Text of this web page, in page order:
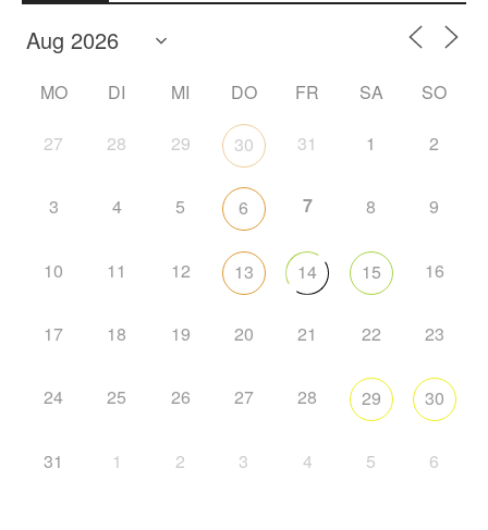
MO DI MI DO FR SA SO
27 28 29 30 31 1 2
3 4 5 6 7 8 9
10 11 12 13 14 15 16
17 18 19 20 21 22 23
24 25 26 27 28 29 30
31 1 2 3 4 5 6